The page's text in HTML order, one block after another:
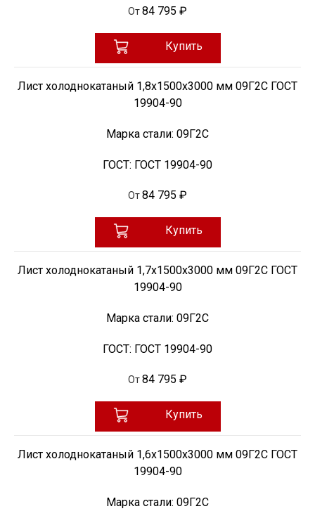
От84 795 ₽
Купить
Лист холоднокатаный 1,8х1500х3000 мм 09Г2С ГОСТ
19904-90
Марка стали: 09Г2С
ГОСТ: ГОСТ 19904-90
От84 795 ₽
Купить
Лист холоднокатаный 1,7х1500х3000 мм 09Г2С ГОСТ
19904-90
Марка стали: 09Г2С
ГОСТ: ГОСТ 19904-90
От84 795 ₽
Купить
Лист холоднокатаный 1,6х1500х3000 мм 09Г2С ГОСТ
19904-90
Марка стали: 09Г2С